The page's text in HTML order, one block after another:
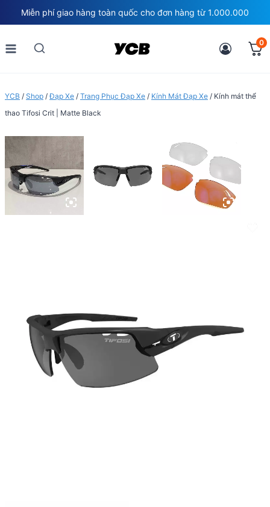
to
content
Miễn phí giao hàng toàn quốc cho đơn hàng từ 1.000.000
0
YCB / Shop /Đạp Xe / Trang Phục Đạp Xe / Kính Mát Đạp Xe / Kính mát thể
thao Tifosi Crit | Matte Black